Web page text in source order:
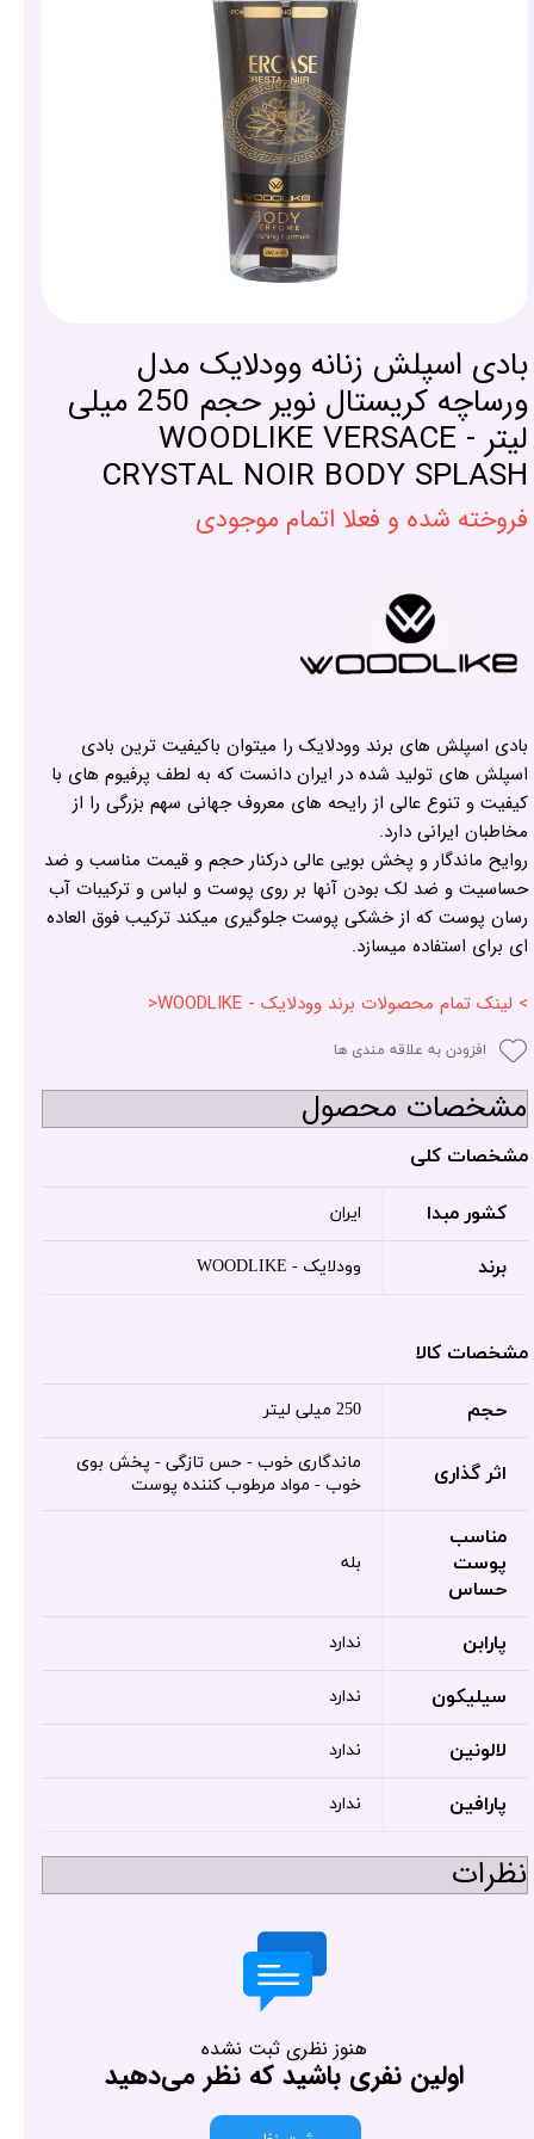
بادی اسپلش زنانه وودلایک مدل
ورساچه کریستال نویر حجم 250 میلی
لیتر - WOODLIKE VERSACE
CRYSTAL NOIR BODY SPLASH
فروخته شده و فعلا اتمام موجودی
بادی اسپلش های برند وودلایک را میتوان باکیفیت ترین بادی
اسپلش های تولید شده در ایران دانست که به لطف پرفیوم های با
کیفیت و تنوع عالی از رایحه های معروف جهانی سهم بزرگی را از
مخاطبان ایرانی دارد.
روایح ماندگار و پخش بویی عالی درکنار حجم و قیمت مناسب و ضد
حساسیت و ضد لک بودن آنها بر روی پوست و لباس و ترکیبات آب
رسان پوست که از خشکی پوست جلوگیری میکند ترکیب فوق العاده
ای برای استفاده میسازد.
> لینک تمام محصولات برند وودلایک - WOODLIKE<
افزودن به علاقه مندی ها
مشخصات محصول
مشخصات کلی
کشور مبدا ایران
برند وودلایک - WOODLIKE
مشخصات کالا
حجم 250 میلی لیتر
اثر گذاری
ماندگاری خوب - حس تازگی - پخش بوی
خوب - مواد مرطوب کننده پوست
مناسب
پوست
حساس
بله
پارابن ندارد
سیلیکون ندارد
لالونین ندارد
پارافین ندارد
نظرات
هنوز نظری ثبت نشده
اولین نفری باشید که نظر می‌دهید